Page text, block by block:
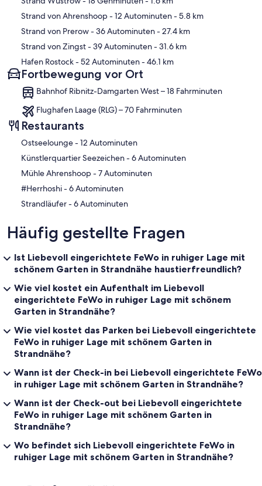
Strand von Ahrenshoop- 12 Autominuten- 5.8 km
Strand von Prerow- 36 Autominuten- 27.4 km
Strand von Zingst- 39 Autominuten- 31.6 km
Hafen Rostock- 52 Autominuten- 46.1 km
Fortbewegung vor Ort
Bahnhof Ribnitz-Damgarten West – 18 Fahrminuten
Flughafen Laage (RLG) – 70 Fahrminuten
Restaurants
‪Ostseelounge - ‬12 Autominuten
‪Künstlerquartier Seezeichen - ‬6 Autominuten
‪Mühle Ahrenshoop - ‬7 Autominuten
‪#Herrhoshi - ‬6 Autominuten
‪Strandläufer - ‬6 Autominuten
Häufig gestellte Fragen
Ist Liebevoll eingerichtete FeWo in ruhiger Lage mit
schönem Garten in Strandnähe haustierfreundlich?
Wie viel kostet ein Aufenthalt im Liebevoll
eingerichtete FeWo in ruhiger Lage mit schönem
Garten in Strandnähe?
Wie viel kostet das Parken bei Liebevoll eingerichtete
FeWo in ruhiger Lage mit schönem Garten in
Strandnähe?
Wann ist der Check-in bei Liebevoll eingerichtete FeWo
in ruhiger Lage mit schönem Garten in Strandnähe?
Wann ist der Check-out bei Liebevoll eingerichtete
FeWo in ruhiger Lage mit schönem Garten in
Strandnähe?
Wo befindet sich Liebevoll eingerichtete FeWo in
ruhiger Lage mit schönem Garten in Strandnähe?
Bewertungen